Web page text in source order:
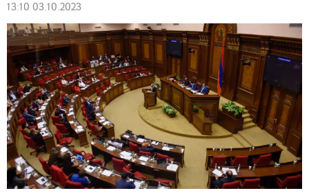
13:10 03.10.2023